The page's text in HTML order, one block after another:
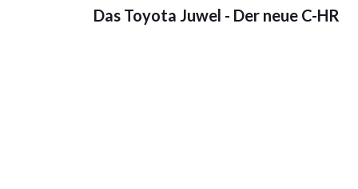
Das Toyota Juwel - Der neue C-HR